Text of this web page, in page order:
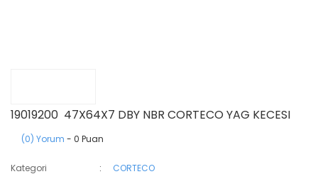
19019200 47X64X7 DBY NBR CORTECO YAG KECESI
(0) Yorum - 0 Puan
Kategori
CORTECO